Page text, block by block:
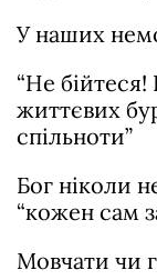
У наших
“Не
життєвих
спільноти”
Бог ніколи
“кожен сам
Мовчати чи